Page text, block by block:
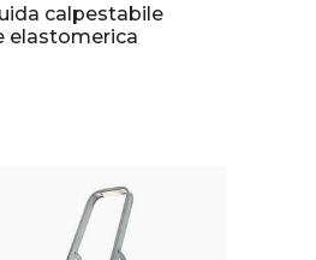
calpestabile
elastomerica